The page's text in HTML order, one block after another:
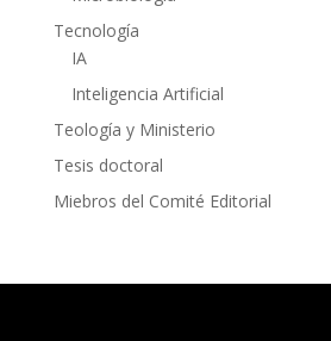
Tecnología
IA
Inteligencia Artificial
Teología y Ministerio
Tesis doctoral
Miebros del Comité Editorial